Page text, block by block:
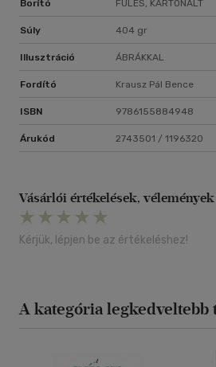
Borító FÜLES, KARTONÁLT
Súly 404 gr
Illusztráció ÁBRÁKKAL
Fordító Krausz Pál Bence
ISBN 9786155884948
Árukód 2743501 / 1196320
Vásárlói értékelések, vélemények
Kérjük, lépjen be az értékeléshez!
A kategória legkedveltebb